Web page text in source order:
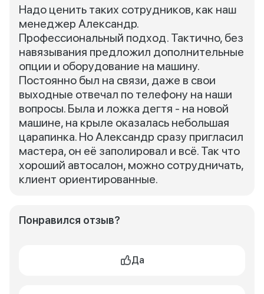
Надо ценить таких сотрудников, как наш
менеджер Александр.
Профессиональный подход. Тактично, без
навязывания предложил дополнительные
опции и оборудование на машину.
Постоянно был на связи, даже в свои
выходные отвечал по телефону на наши
вопросы. Была и ложка дегтя - на новой
машине, на крыле оказалась небольшая
царапинка. Но Александр сразу пригласил
мастера, он её заполировал и всё. Так что
хороший автосалон, можно сотрудничать,
клиент ориентированные.
Понравился отзыв?
Да